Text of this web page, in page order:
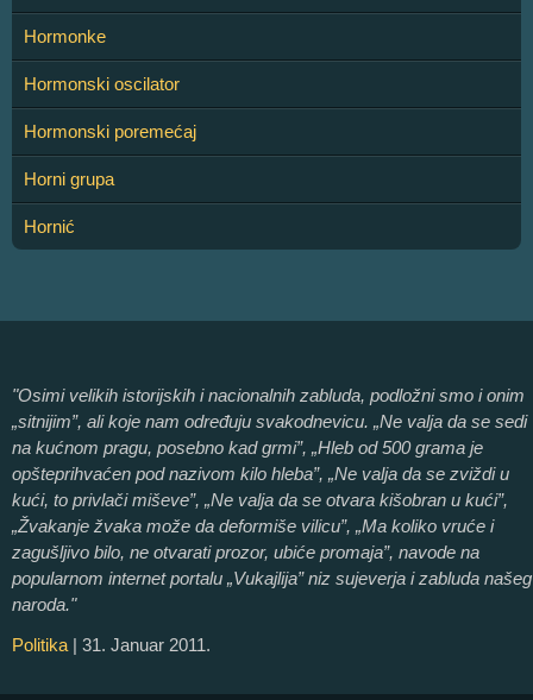
Hormonke
Hormonski oscilator
Hormonski poremećaj
Horni grupa
Hornić
"Osimi velikih istorijskih i nacionalnih zabluda, podložni smo i onim
„sitnijim”, ali koje nam određuju svakodnevicu. „Ne valja da se sedi
na kućnom pragu, posebno kad grmi”, „Hleb od 500 grama je
opšteprihvaćen pod nazivom kilo hleba”, „Ne valja da se zviždi u
kući, to privlači miševe”, „Ne valja da se otvara kišobran u kući”,
„Žvakanje žvaka može da deformiše vilicu”, „Ma koliko vruće i
zagušljivo bilo, ne otvarati prozor, ubiće promaja”, navode na
popularnom internet portalu „Vukajlija” niz sujeverja i zabluda našeg
naroda."
Politika | 31. Januar 2011.